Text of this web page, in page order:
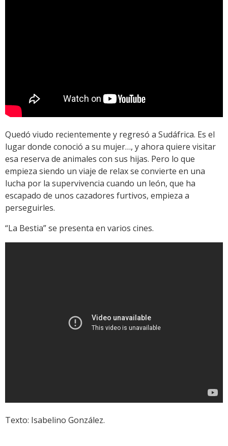
Quedó viudo recientemente y regresó a Sudáfrica. Es el
lugar donde conoció a su mujer…, y ahora quiere visitar
esa reserva de animales con sus hijas. Pero lo que
empieza siendo un viaje de relax se convierte en una
lucha por la supervivencia cuando un león, que ha
escapado de unos cazadores furtivos, empieza a
perseguirles.
“La Bestia” se presenta en varios cines.
Texto: Isabelino González.